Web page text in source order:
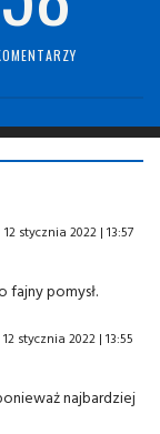
12 stycznia 2022 | 13:57
fajny pomysł.
12 stycznia 2022 | 13:55
najbardziej